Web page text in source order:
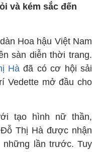
và kém sắc đến
Hoa hậu Việt Nam
sàn diễn thời trang.
Hàđã có cơ hội sải
Vedette mở đầu cho
tạo hình nữ thần,
Thị Hà được nhận
lần trước. Tuy